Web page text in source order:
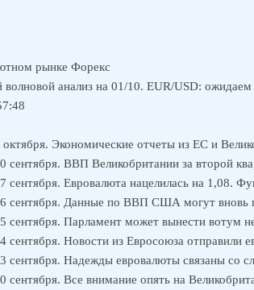
рынке Форекс
анализ на 01/10. EUR/USD:
Экономические отчеты из ЕС и
сентября. ВВП Великобритании за второй
сентября. Евровалюта нацелилась на 1,08.
сентября. Данные по ВВП США могут вновь
сентября. Парламент может вынести вотум
сентября. Новости из Евросоюза отправили
сентября. Надежды евровалюты связаны со
сентября. Все внимание опять на